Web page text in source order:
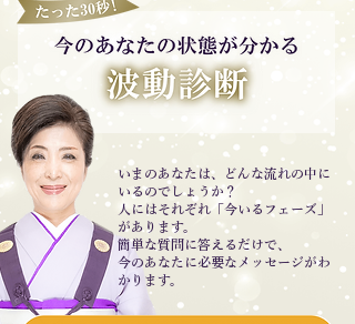
いまのあなたは、どんな流れの中に
いるのでしょうか？
人にはそれぞれ「今いるフェーズ」
があります。
簡単な質問に答えるだけで、
今のあなたに必要なメッセージがわ
かります。